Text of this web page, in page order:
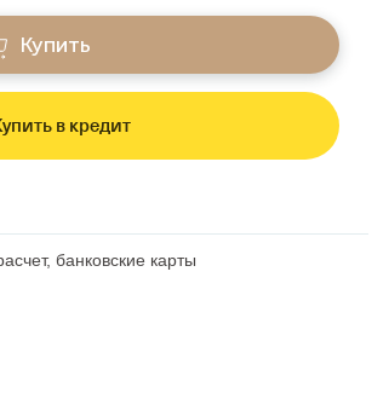
Купить
в кредит
банковские карты